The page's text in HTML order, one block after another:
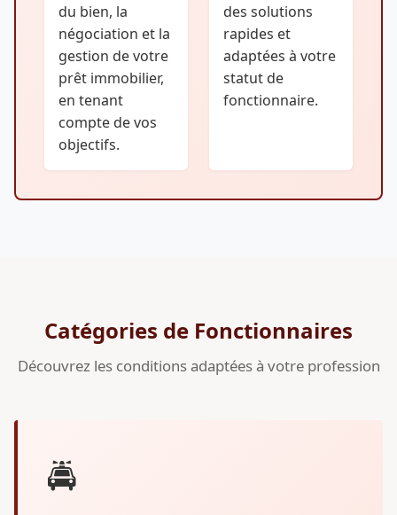
du bien, la
négociation et la
gestion de votre
prêt immobilier,
en tenant
compte de vos
objectifs.
des solutions
rapides et
adaptées à votre
statut de
fonctionnaire.
Catégories de Fonctionnaires
Découvrez les conditions adaptées à votre profession
🚔